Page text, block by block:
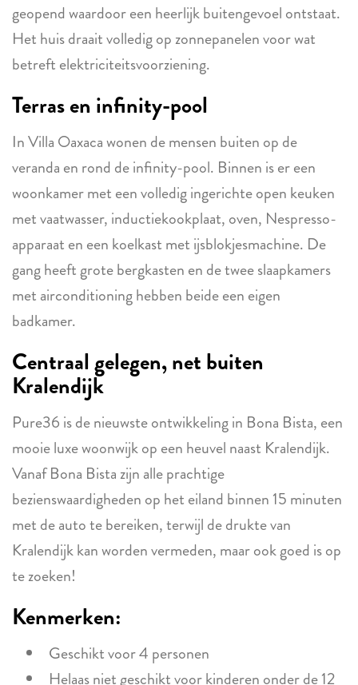
geopend waardoor een heerlijk buitengevoel ontstaat.
Het huis draait volledig op zonnepanelen voor wat
betreft elektriciteitsvoorziening.
Terras en infinity-pool
In Villa Oaxaca wonen de mensen buiten op de
veranda en rond de infinity-pool. Binnen is er een
woonkamer met een volledig ingerichte open keuken
met vaatwasser, inductiekookplaat, oven, Nespresso-
apparaat en een koelkast met ijsblokjesmachine. De
gang heeft grote bergkasten en de twee slaapkamers
met airconditioning hebben beide een eigen
badkamer.
Centraal gelegen, net buiten
Kralendijk
Pure36 is de nieuwste ontwikkeling in Bona Bista, een
mooie luxe woonwijk op een heuvel naast Kralendijk.
Vanaf Bona Bista zijn alle prachtige
bezienswaardigheden op het eiland binnen 15 minuten
met de auto te bereiken, terwijl de drukte van
Kralendijk kan worden vermeden, maar ook goed is op
te zoeken!
Kenmerken:
Geschikt voor 4 personen
Helaas niet geschikt voor kinderen onder de 12